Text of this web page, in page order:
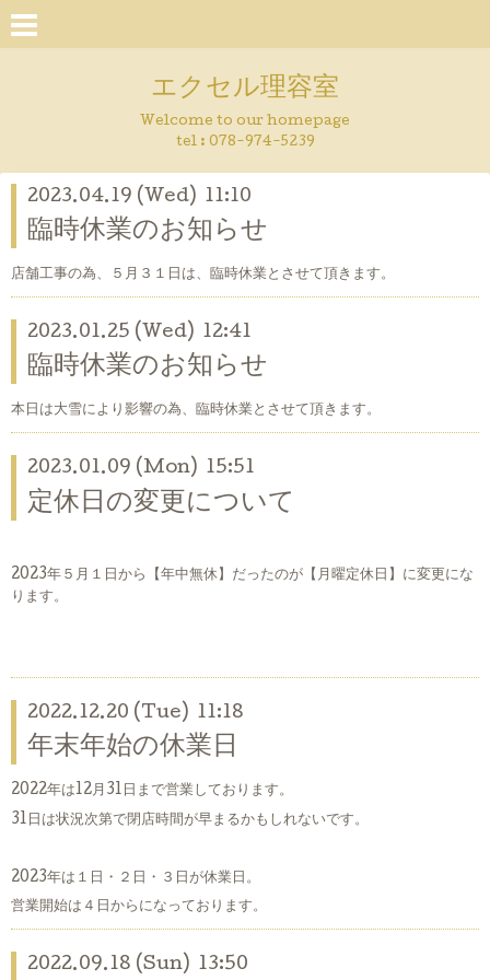
エクセル理容室
Welcome to our homepage
tel : 078-974-5239
2023.04.19 (Wed) 11:10
臨時休業のお知らせ
店舗工事の為、５月３１日は、臨時休業とさせて頂きます。
2023.01.25 (Wed) 12:41
臨時休業のお知らせ
本日は大雪により影響の為、臨時休業とさせて頂きます。
2023.01.09 (Mon) 15:51
定休日の変更について
2023年５月１日から【年中無休】だったのが【月曜定休日】に変更にな
ります。
2022.12.20 (Tue) 11:18
年末年始の休業日
2022年は12月31日まで営業しております。
31日は状況次第で閉店時間が早まるかもしれないです。
2023年は１日・２日・３日が休業日。
営業開始は４日からになっております。
2022.09.18 (Sun) 13:50